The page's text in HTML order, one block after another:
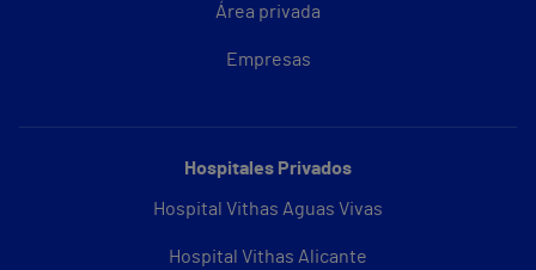
Área privada
Empresas
Hospitales Privados
Hospital Vithas Aguas Vivas
Hospital Vithas Alicante